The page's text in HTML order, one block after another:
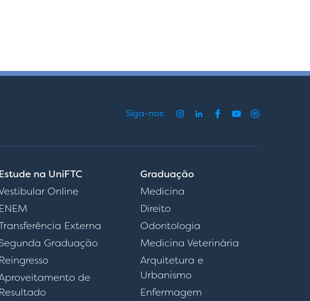
Siga-nos:
Estude na UniFTC
Online
ENEM
Externa
Graduação
Reingresso
de
Resultado
Graduação
Medicina
Direito
Odontologia
Medicina Veterinária
Arquitetura e
Urbanismo
Enfermagem